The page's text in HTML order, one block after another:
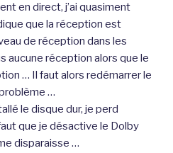
en direct, j’ai quasiment
que la réception est
de réception dans les
aucune réception alors que le
… Il faut alors redémarrer le
…
le disque dur, je perd
que je désactive le Dolby
disparaisse …